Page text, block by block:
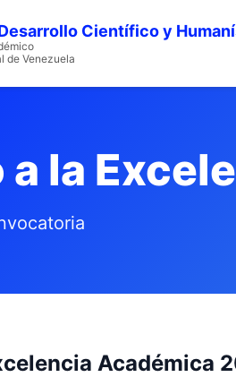
Científico y
de Venezuela
a la
Académica